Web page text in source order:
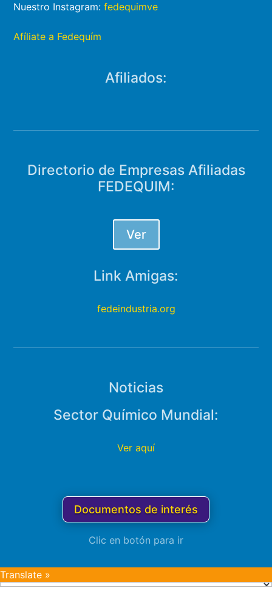
Nuestro Instagram:fedequimve
Afíliate a Fedequím
Afiliados:
Directorio de Empresas Afiliadas
FEDEQUIM:
Ver
Link Amigas:
fedeindustria.org
Noticias
Sector Químico Mundial:
Ver aquí
Documentos de interés
Clic en botón para ir
Translate »